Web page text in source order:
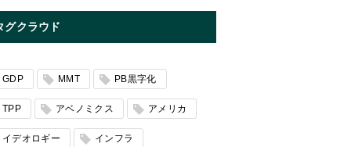
グクラウド
GDP MMT PB黒字化
TPP アベノミクス アメリカ
イデオロギー インフラ